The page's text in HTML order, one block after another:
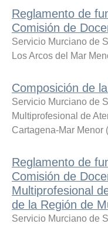
Reglamento de
Comisión de
Servicio Murciano de
Los Arcos del Mar
Composición de
Servicio Murciano de
Multiprofesional de
Cartagena-Mar Menor (
Reglamento de
Comisión de
Multiprofesional
de la Región de
Servicio Murciano de